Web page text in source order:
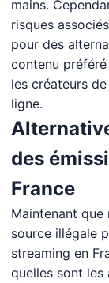
mains.
risques
pour des
contenu
les créateurs
ligne.
des
France
Maintenant
source illégale
streaming en
quelles sont les